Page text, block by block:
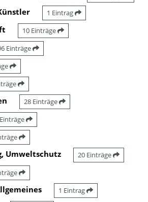
1 Eintrag
10 Einträge
Einträge
28 Einträge
Umweltschutz 20 Einträge
1 Eintrag